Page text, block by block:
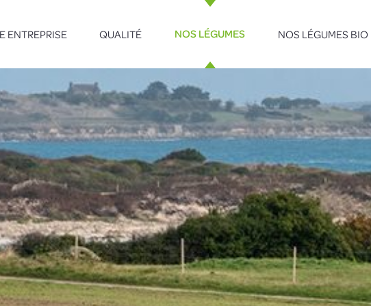
ENTREPRISE QUALITÉ NOS LÉGUMES NOS LÉGUMES BIO